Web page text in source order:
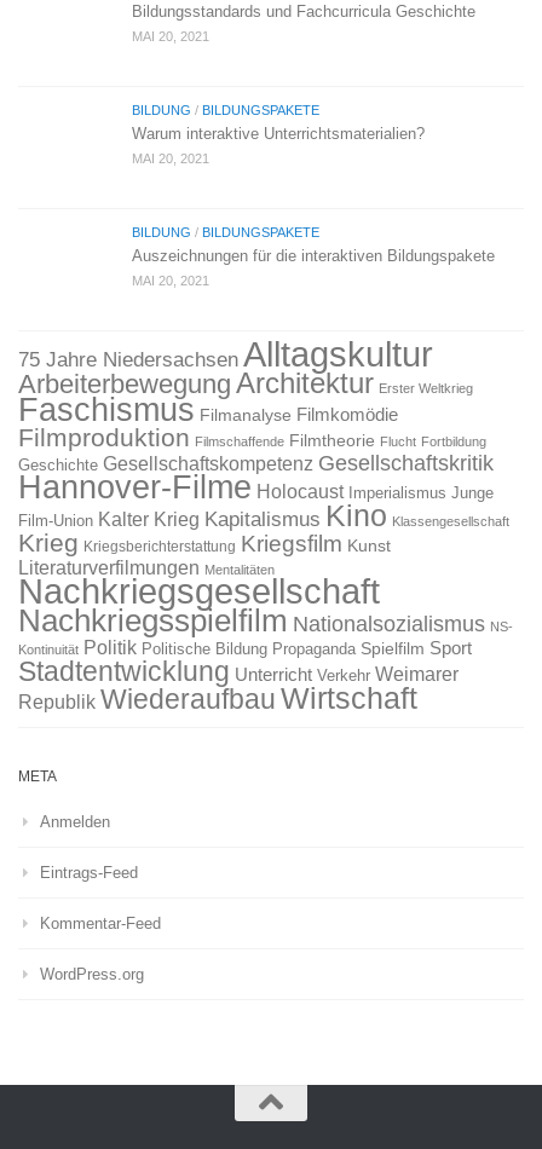
Bildungsstandards und Fachcurricula Geschichte
MAI 20, 2021
BILDUNG / BILDUNGSPAKETE
Warum interaktive Unterrichtsmaterialien?
MAI 20, 2021
BILDUNG / BILDUNGSPAKETE
Auszeichnungen für die interaktiven Bildungspakete
MAI 20, 2021
75 Jahre Niedersachsen Alltagskultur
Arbeiterbewegung Architektur Erster Weltkrieg
Faschismus Filmanalyse Filmkomödie
Filmproduktion Filmschaffende Filmtheorie Flucht Fortbildung
Geschichte Gesellschaftskompetenz Gesellschaftskritik
Hannover-Filme Holocaust Imperialismus Junge
Film-Union Kalter Krieg Kapitalismus Kino Klassengesellschaft
Krieg Kriegsberichterstattung Kriegsfilm Kunst
Literaturverfilmungen Mentalitäten
Nachkriegsgesellschaft
Nachkriegsspielfilm Nationalsozialismus NS-
Kontinuität Politik Politische Bildung Propaganda Spielfilm Sport
Stadtentwicklung Unterricht Verkehr Weimarer
Republik WiederaufbauWirtschaft
META
Anmelden
Eintrags-Feed
Kommentar-Feed
WordPress.org